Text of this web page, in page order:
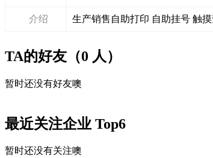
介绍 生产销售自助打印 自助挂号 触
TA的好友（0 人）
暂时还没有好友噢
最近关注企业 Top6
暂时还没有关注噢